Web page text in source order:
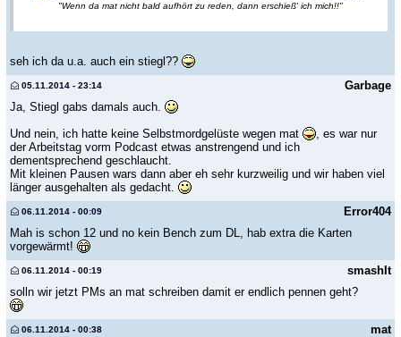
"Wenn da mat nicht bald aufhört zu reden, dann erschieß' ich mich!!"
seh ich da u.a. auch ein stiegl??
Garbage
05.11.2014 - 23:14
Ja, Stiegl gabs damals auch.
Und nein, ich hatte keine Selbstmordgelüste wegen mat
, es war nur
der Arbeitstag vorm Podcast etwas anstrengend und ich
dementsprechend geschlaucht.
Mit kleinen Pausen wars dann aber eh sehr kurzweilig und wir haben viel
länger ausgehalten als gedacht.
Error404
06.11.2014 - 00:09
Mah is schon 12 und no kein Bench zum DL, hab extra die Karten
vorgewärmt!
smashIt
06.11.2014 - 00:19
solln wir jetzt PMs an mat schreiben damit er endlich pennen geht?
mat
06.11.2014 - 00:38